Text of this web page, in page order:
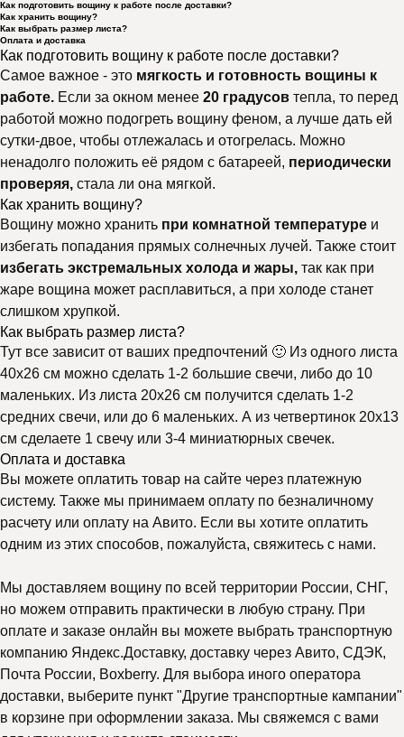
Как подготовить вощину к работе после доставки?
Как хранить вощину?
Как выбрать размер листа?
Оплата и доставка
Как подготовить вощину к работе после доставки?
Самое важное - это мягкость и готовность вощины к
работе. Если за окном менее 20 градусов тепла, то перед
работой можно подогреть вощину феном, а лучше дать ей
сутки-двое, чтобы отлежалась и отогрелась. Можно
ненадолго положить её рядом с батареей, периодически
проверяя, стала ли она мягкой.
Как хранить вощину?
Вощину можно хранить при комнатной температуре и
избегать попадания прямых солнечных лучей. Также стоит
избегать экстремальных холода и жары, так как при
жаре вощина может расплавиться, а при холоде станет
слишком хрупкой.
Как выбрать размер листа?
Тут все зависит от ваших предпочтений 🙂 Из одного листа
40х26 см можно сделать 1-2 большие свечи, либо до 10
маленьких. Из листа 20х26 см получится сделать 1-2
средних свечи, или до 6 маленьких. А из четвертинок 20х13
см сделаете 1 свечу или 3-4 миниатюрных свечек.
Оплата и доставка
Вы можете оплатить товар на сайте через платежную
систему. Также мы принимаем оплату по безналичному
расчету или оплату на Авито. Если вы хотите оплатить
одним из этих способов, пожалуйста, свяжитесь с нами.
Мы доставляем вощину по всей территории России, СНГ,
но можем отправить практически в любую страну. При
оплате и заказе онлайн вы можете выбрать транспортную
компанию Яндекс.Доставку, доставку через Авито, СДЭК,
Почта России, Boxberry. Для выбора иного оператора
доставки, выберите пункт "Другие транспортные кампании"
в корзине при оформлении заказа. Мы свяжемся с вами
Почему выбирают